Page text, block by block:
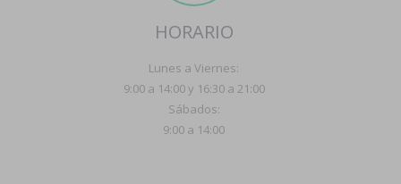
HORARIO
Lunes a Viernes:
9:00 a 14:00 y 16:30 a 21:00
Sábados:
9:00 a 14:00